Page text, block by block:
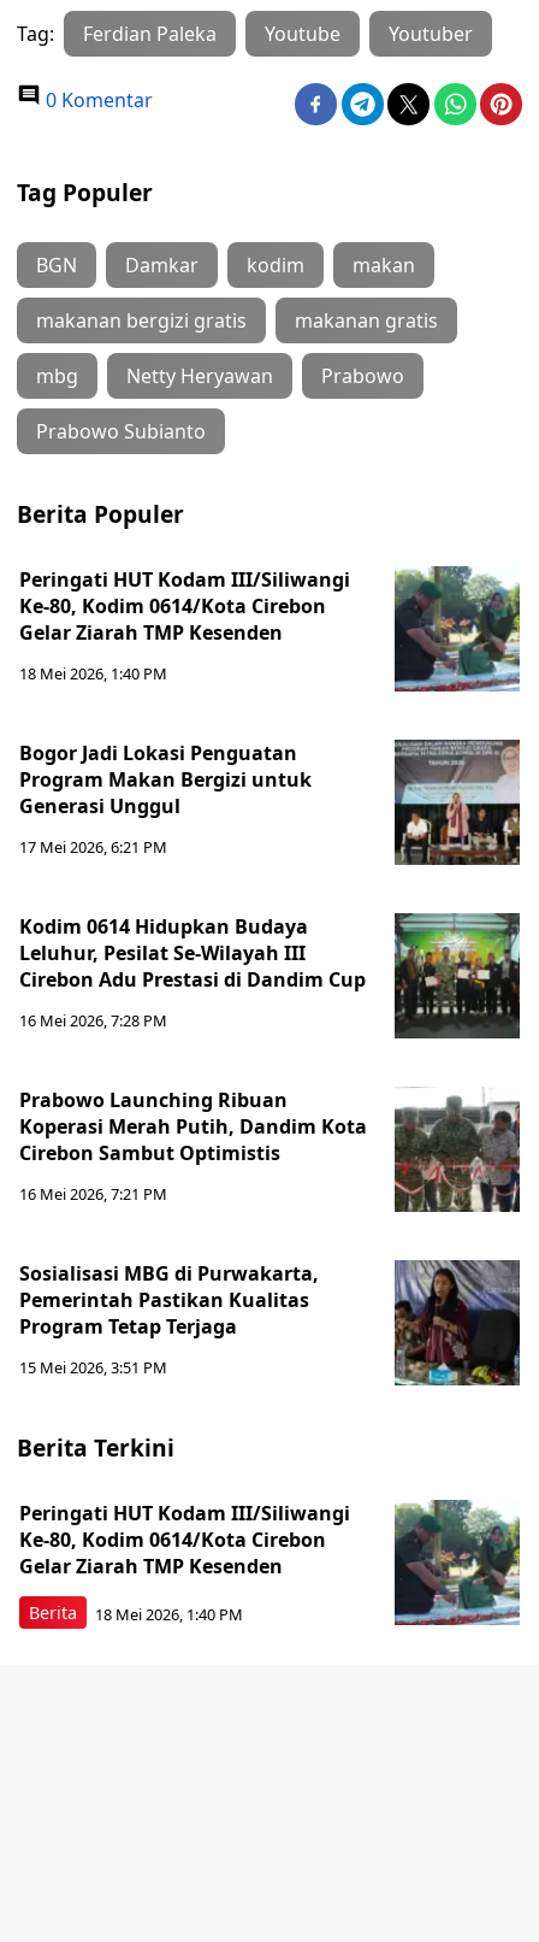
Tag: Ferdian Paleka Youtube Youtuber
0 Komentar
Tag Populer
BGN Damkar kodim makan
makanan bergizi gratis makanan gratis
mbg Netty Heryawan Prabowo
Prabowo Subianto
Berita Populer
Peringati HUT Kodam III/Siliwangi
Ke-80, Kodim 0614/Kota Cirebon
Gelar Ziarah TMP Kesenden
18 Mei 2026, 1:40 PM
Bogor Jadi Lokasi Penguatan
Program Makan Bergizi untuk
Generasi Unggul
17 Mei 2026, 6:21 PM
Kodim 0614 Hidupkan Budaya
Leluhur, Pesilat Se-Wilayah III
Cirebon Adu Prestasi di Dandim Cup
16 Mei 2026, 7:28 PM
Prabowo Launching Ribuan
Koperasi Merah Putih, Dandim Kota
Cirebon Sambut Optimistis
16 Mei 2026, 7:21 PM
Sosialisasi MBG di Purwakarta,
Pemerintah Pastikan Kualitas
Program Tetap Terjaga
15 Mei 2026, 3:51 PM
Berita Terkini
Berita
Peringati HUT Kodam III/Siliwangi
Ke-80, Kodim 0614/Kota Cirebon
Gelar Ziarah TMP Kesenden
18 Mei 2026, 1:40 PM